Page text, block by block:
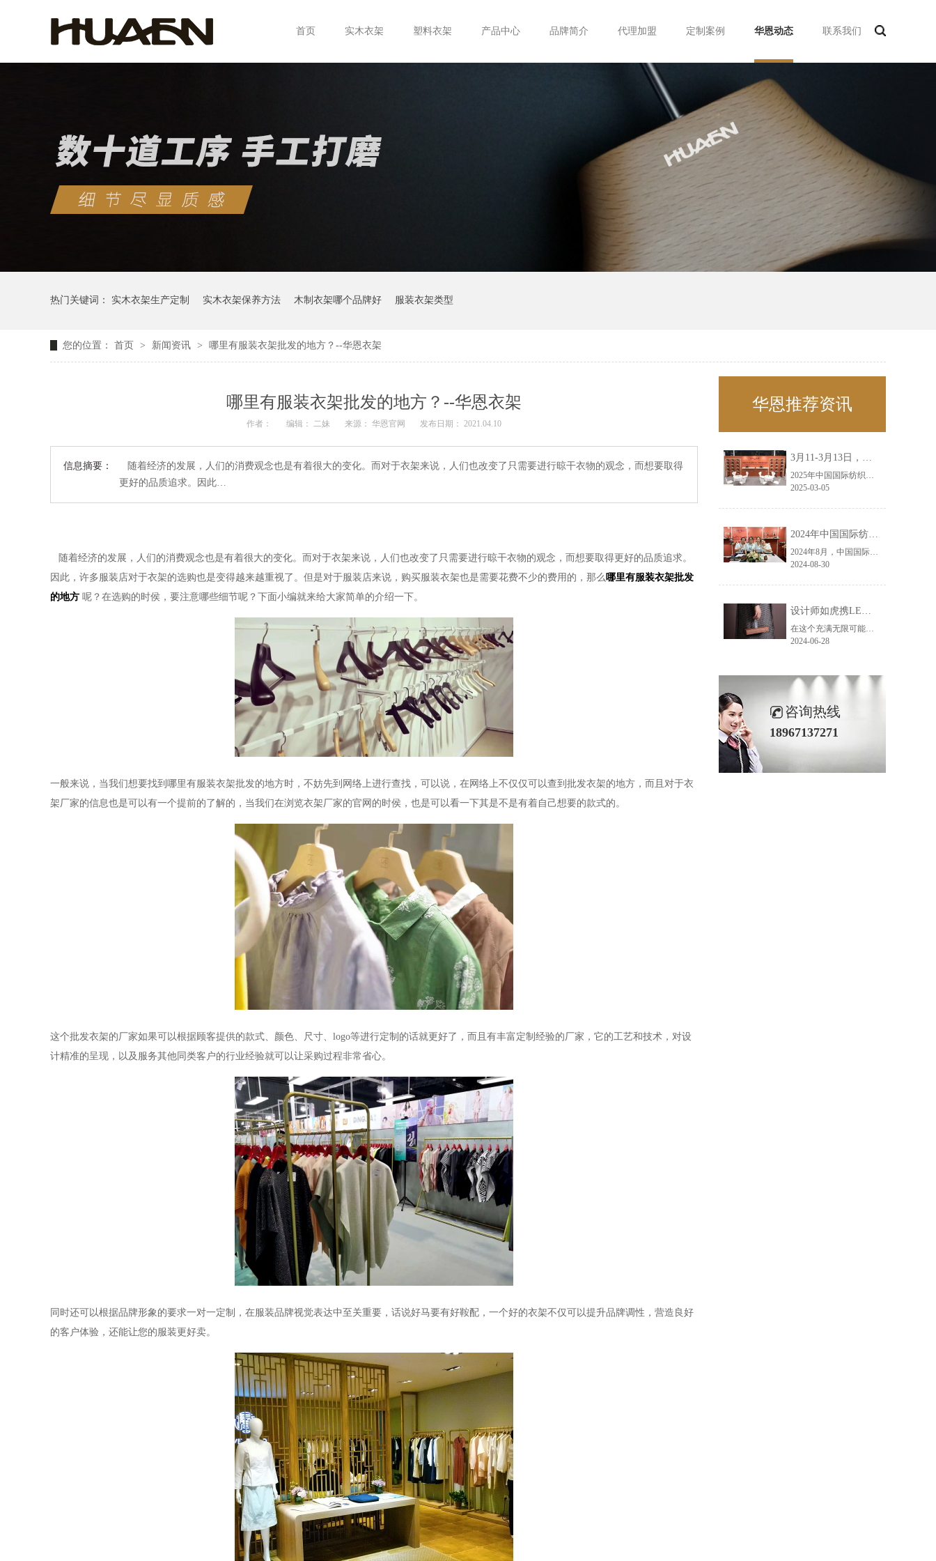
首页 实木衣架 塑料衣架 产品中心 品牌简介 代理加盟 定制案例 华恩动态 联系我们
热门关键词： 实木衣架生产定制 实木衣架保养方法 木制衣架哪个品牌好 服装衣架类型
您的位置： 首页 > 新闻资讯 > 哪里有服装衣架批发的地方？--华恩衣架
哪里有服装衣架批发的地方？--华恩衣架
作者： 编辑： 二妹 来源： 华恩官网 发布日期： 2021.04.10
信息摘要：
随着经济的发展，人们的消费观念也是有着很大的变化。而对于衣架来说，人们也改变了只需要进行晾干衣物的观念，而想要取得
更好的品质追求。因此…
随着经济的发展，人们的消费观念也是有着很大的变化。而对于衣架来说，人们也改变了只需要进行晾干衣物的观念，而想要取得更好的品质追求。
因此，许多服装店对于衣架的选购也是变得越来越重视了。但是对于服装店来说，购买服装衣架也是需要花费不少的费用的，那么哪里有服装衣架批发
的地方 呢？在选购的时侯，要注意哪些细节呢？下面小编就来给大家简单的介绍一下。
一般来说，当我们想要找到哪里有服装衣架批发的地方时，不妨先到网络上进行查找，可以说，在网络上不仅仅可以查到批发衣架的地方，而且对于衣
架厂家的信息也是可以有一个提前的了解的，当我们在浏览衣架厂家的官网的时侯，也是可以看一下其是不是有着自己想要的款式的。
这个批发衣架的厂家如果可以根据顾客提供的款式、颜色、尺寸、 logo等进行定制的话就更好了，而且有丰富定制经验的厂家，它的工艺和技术，对设
计精准的呈现，以及服务其他同类客户的行业经验就可以让采购过程非常省心。
同时还可以根据品牌形象的要求一对一定制，在服装品牌视觉表达中至关重要，话说好马要有好鞍配，一个好的衣架不仅可以提升品牌调性，营造良好
的客户体验，还能让您的服装更好卖。
华恩推荐资讯
3月11-3月13日，华恩诚邀您共赴上海面辅料春夏展——华恩
2025年中国国际纺织面料及辅料（春夏）博览会即将盛大开启！感谢您对华恩品牌的关注！3.11-3.13，杭州华恩（LEMONLEE）诚邀您共赴这场春日的宴会！
2025-03-05
2024年中国国际纺织面料及辅料（秋冬）博览会完美收官！——华恩
2024年8月，中国国际纺织面料及辅料（秋冬）博览会完美收官！作为一家拥有30年历史的专业衣架制造商，我们非常荣幸能够参与这一盛会，并在此期间与众多客户进行了广泛而深入的交流。
2024-08-30
设计师如虎携LEMONLEE红雪松礼盒荣获第六届未来·已来香港新锐当代设计奖铜奖
在这个充满无限可能的2024年夏季，LEMONLEE品牌设计师如虎以其非凡的创意与对自然的深刻理解，精心打造的红雪松木球礼盒，在“2024未来·已来——第六届香港新锐当代设计奖”中摘得铜奖。这不仅是对设计师如虎原创设计能力的嘉奖，更是对LEMONLEE品牌的高度认可。
2024-06-28
咨询热线
18967137271